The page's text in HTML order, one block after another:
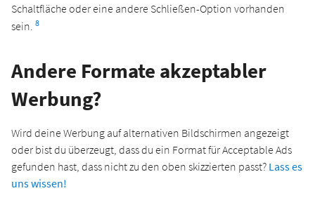
Schaltfläche oder eine andere Schließen-Option vorhanden
sein. 8
Andere Formate akzeptabler
Werbung?
Wird deine Werbung auf alternativen Bildschirmen angezeigt
oder bist du überzeugt, dass du ein Format für Acceptable Ads
gefunden hast, dass nicht zu den oben skizzierten passt? Lass es
uns wissen!